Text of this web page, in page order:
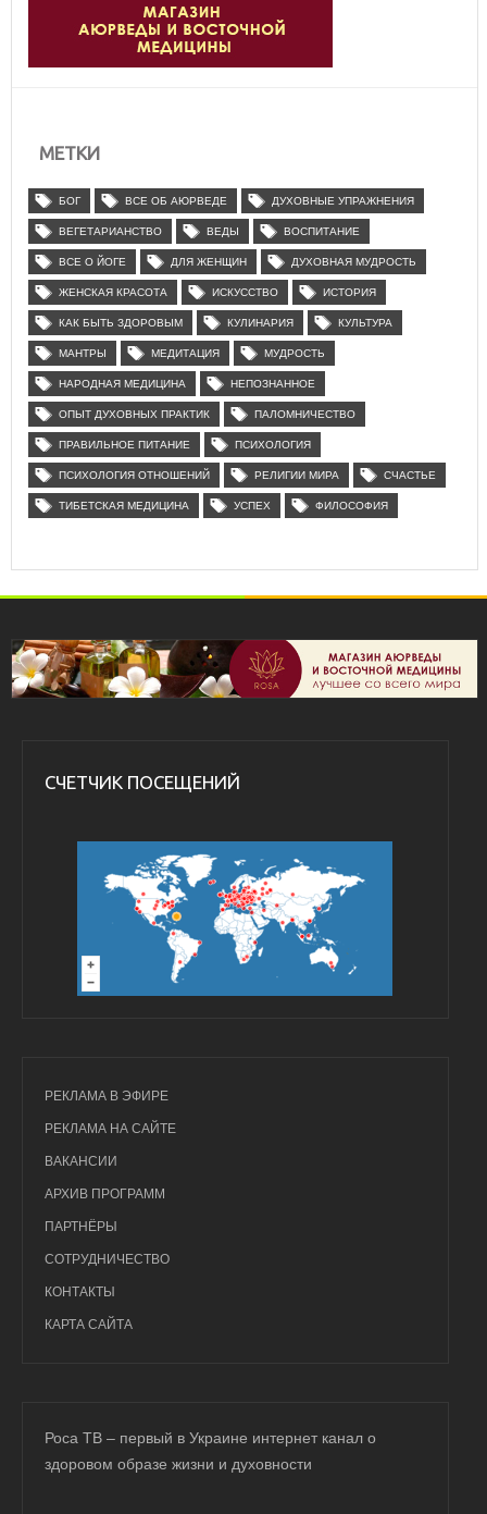
МЕТКИ
БОГ ВСЕ ОБ АЮРВЕДЕ ДУХОВНЫЕ УПРАЖНЕНИЯ
ВЕГЕТАРИАНСТВО ВЕДЫ ВОСПИТАНИЕ
ВСЕ О ЙОГЕ ДЛЯ ЖЕНЩИН ДУХОВНАЯ МУДРОСТЬ
ЖЕНСКАЯ КРАСОТА ИСКУССТВО ИСТОРИЯ
КАК БЫТЬ ЗДОРОВЫМ КУЛИНАРИЯ КУЛЬТУРА
МАНТРЫ МЕДИТАЦИЯ МУДРОСТЬ
НАРОДНАЯ МЕДИЦИНА НЕПОЗНАННОЕ
ОПЫТ ДУХОВНЫХ ПРАКТИК ПАЛОМНИЧЕСТВО
ПРАВИЛЬНОЕ ПИТАНИЕ ПСИХОЛОГИЯ
ПСИХОЛОГИЯ ОТНОШЕНИЙ РЕЛИГИИ МИРА СЧАСТЬЕ
ТИБЕТСКАЯ МЕДИЦИНА УСПЕХ ФИЛОСОФИЯ
СЧЕТЧИК ПОСЕЩЕНИЙ
РЕКЛАМА В ЭФИРЕ
РЕКЛАМА НА САЙТЕ
ВАКАНСИИ
АРХИВ ПРОГРАММ
ПАРТНЁРЫ
СОТРУДНИЧЕСТВО
КОНТАКТЫ
КАРТА САЙТА
Роса ТВ – первый в Украине интернет канал о
здоровом образе жизни и духовности